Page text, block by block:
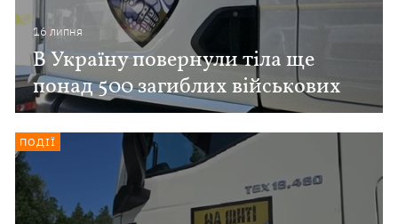
16 липня
В Україну повернули тіла ще
понад 500 загиблих військових
ПОДІЇ